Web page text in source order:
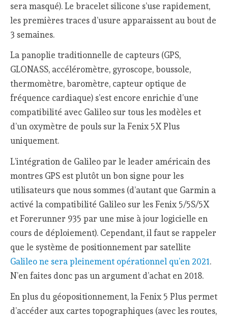
sera masqué). Le bracelet silicone s’use rapidement,
les premières traces d’usure apparaissent au bout de
3 semaines.
La panoplie traditionnelle de capteurs (GPS,
GLONASS, accéléromètre, gyroscope, boussole,
thermomètre, baromètre, capteur optique de
fréquence cardiaque) s’est encore enrichie d’une
compatibilité avec Galileo sur tous les modèles et
d’un oxymètre de pouls sur la Fenix 5X Plus
uniquement.
L’intégration de Galileo par le leader américain des
montres GPS est plutôt un bon signe pour les
utilisateurs que nous sommes (d’autant que Garmin a
activé la compatibilité Galileo sur les Fenix 5/5S/5X
et Forerunner 935 par une mise à jour logicielle en
cours de déploiement). Cependant, il faut se rappeler
que le système de positionnement par satellite
Galileo ne sera pleinement opérationnel qu’en 2021.
N’en faites donc pas un argument d’achat en 2018.
En plus du géopositionnement, la Fenix 5 Plus permet
d’accéder aux cartes topographiques (avec les routes,